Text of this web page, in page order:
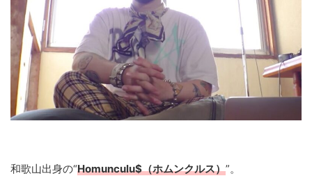
和歌山出身の“Homunculu$（ホムンクルス）”。